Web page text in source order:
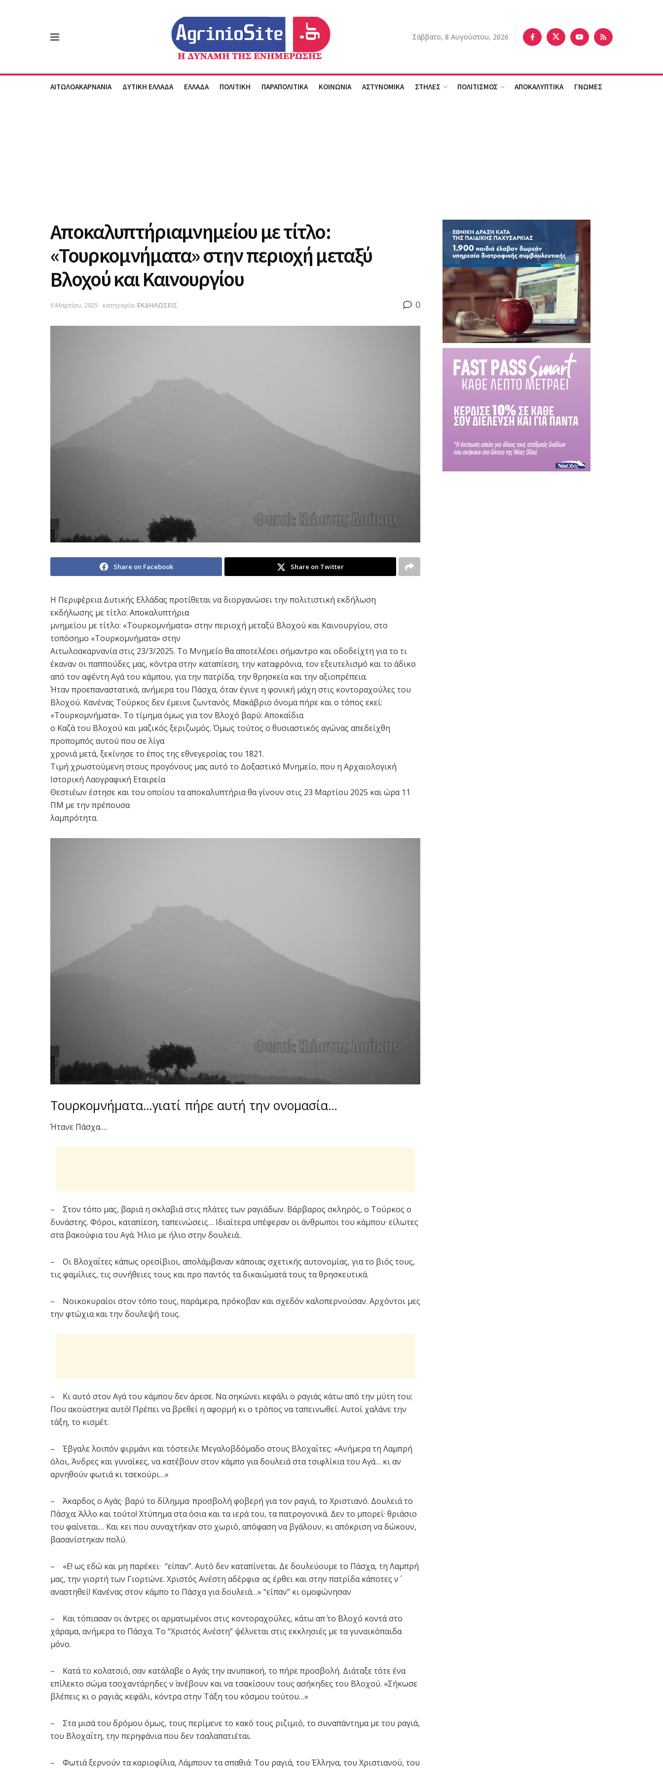
Σάββατο, 8 Αυγούστου, 2026
ΑΙΤΩΛΟΑΚΑΡΝΑΝΙΑ ΔΥΤΙΚΗ ΕΛΛΑΔΑ ΕΛΛΑΔΑ ΠΟΛΙΤΙΚΗ ΠΑΡΑΠΟΛΙΤΙΚΑ ΚΟΙΝΩΝΙΑ ΑΣΤΥΝΟΜΙΚΑ ΣΤΗΛΕΣ ΠΟΛΙΤΙΣΜΟΣ ΑΠΟΚΑΛΥΠΤΙΚΑ ΓΝΩΜΕΣ
Αποκαλυπτήριαμνημείου με τίτλο:
«Τουρκομνήματα» στην περιοχή μεταξύ
Βλοχού και Καινουργίου
6 Μαρτίου, 2025 κατηγορία: ΕΚΔΗΛΩΣΕΙΣ 0
Share on Facebook Share on Twitter
Η Περιφέρεια Δυτικής Ελλάδας προτίθεται να διοργανώσει την πολιτιστική εκδήλωση
εκδήλωσης με τίτλο: Αποκαλυπτήρια
μνημείου με τίτλο: «Τουρκομνήματα» στην περιοχή μεταξύ Βλοχού και Καινουργίου, στο
τοπόσημο «Τουρκομνήματα» στην
Αιτωλοακαρνανία στις 23/3/2025. Το Μνημείο θα αποτελέσει σήμαντρο και οδοδείχτη για το τι
έκαναν οι παππούδες μας, κόντρα στην καταπίεση, την καταφρόνια, τον εξευτελισμό και το άδικο
από τον αφέντη Αγά του κάμπου, για την πατρίδα, την θρησκεία και την αξιοπρέπεια.
Ήταν προεπαναστατικά, ανήμερα του Πάσχα, όταν έγινε η φονική μάχη στις κοντοραχούλες του
Βλοχού. Κανένας Τούρκος δεν έμεινε ζωντανός. Μακάβριο όνομα πήρε και ο τόπος εκεί:
«Τουρκομνήματα». Το τίμημα όμως για τον Βλοχό βαρύ: Αποκαΐδια
ο Καζά του Βλοχού και μαζικός ξεριζωμός. Όμως τούτος ο θυσιαστικός αγώνας απεδείχθη
προπομπός αυτού που σε λίγα
χρονιά μετά, ξεκίνησε το έπος της εθνεγερσίας του 1821.
Τιμή χρωστούμενη στους προγόνους μας αυτό το Δοξαστικό Μνημείο, που η Αρχαιολογική
Ιστορική Λαογραφική Εταιρεία
Θεστιέων έστησε και του οποίου τα αποκαλυπτήρια θα γίνουν στις 23 Μαρτίου 2025 και ώρα 11
ΠΜ με την πρέπουσα
λαμπρότητα.
Τουρκομνήματα…γιατί πήρε αυτή την ονομασία…
Ήτανε Πάσχα….
– Στον τόπο μας, βαριά η σκλαβιά στις πλάτες των ραγιάδων. Βάρβαρος σκληρός, ο Τούρκος ο
δυνάστης. Φόροι, καταπίεση, ταπεινώσεις… Ιδιαίτερα υπέφεραν οι άνθρωποι του κάμπου· είλωτες
στα βακούφια του Αγά. Ήλιο με ήλιο στην δουλειά..
– Οι Βλοχαΐτες κάπως ορεσίβιοι, απολάμβαναν κάποιας σχετικής αυτονομίας, για το βιός τους,
τις φαμίλιες, τις συνήθειες τους και προ παντός τα δικαιώματά τους τα θρησκευτικά.
– Νοικοκυραίοι στον τόπο τους, παράμερα, πρόκοβαν και σχεδόν καλοπερνούσαν. Αρχόντοι μες
την φτώχια και την δουλεψή τους.
– Κι αυτό στον Αγά του κάμπου δεν άρεσε. Να σηκώνει κεφάλι ο ραγιάς κάτω από την μύτη του;
Που ακούστηκε αυτό! Πρέπει να βρεθεί η αφορμή κι ο τρόπος να ταπεινωθεί. Αυτοί χαλάνε την
τάξη, το κισμέτ.
– Έβγαλε λοιπόν φιρμάνι και τόστειλε Μεγαλοβδόμαδο στους Βλοχαΐτες: «Ανήμερα τη Λαμπρή
όλοι, Άνδρες και γυναίκες, να κατέβουν στον κάμπο για δουλειά στα τσιφλίκια του Αγά… κι αν
αρνηθούν φωτιά κι τσεκούρι…»
– Άκαρδος ο Αγάς· βαρύ το δίλημμα· προσβολή φοβερή για τον ραγιά, το Χριστιανό. Δουλειά το
Πάσχα; Άλλο και τούτο! Χτύπημα στα όσια και τα ιερά του, τα πατρογονικά. Δεν το μπορεί· θριάσιο
του φαίνεται… Και κει που συναχτήκαν στο χωριό, απόφαση να βγάλουν, κι απόκριση να δώκουν,
βασανίστηκαν πολύ.
– «Ε! ως εδώ και μη παρέκει· “είπαν”. Αυτό δεν καταπίνεται. Δε δουλεύουμε το Πάσχα, τη Λαμπρή
μας, την γιορτή των Γιορτώνε. Χριστός Ανέστη αδέρφια· ας έρθει και στην πατρίδα κάποτες ν΄
αναστηθεί! Κανένας στον κάμπο το Πάσχα για δουλειά…» “είπαν” κι ομοφώνησαν
– Και τόπιασαν οι άντρες οι αρματωμένοι στις κοντοραχούλες, κάτω απ΄ το Βλοχό κοντά στο
χάραμα, ανήμερα το Πάσχα. Το “Χριστός Ανέστη” ψέλνεται στις εκκλησιές με τα γυναικόπαιδα
μόνο.
– Κατά το κολατσιό, σαν κατάλαβε ο Αγάς την ανυπακοή, το πήρε προσβολή. Διάταξε τότε ένα
επίλεκτο σώμα τσοχαντάρηδες ν΄ ανέβουν και να τσακίσουν τους ασήκηδες του Βλοχού. «Σήκωσε
βλέπεις κι ο ραγιάς κεφάλι, κόντρα στην Τάξη του κόσμου τούτου…»
– Στα μισά του δρόμου όμως, τους περίμενε το κακό τους ριζιμιό, το συναπάντημα με του ραγιά,
του Βλοχαΐτη, την περηφάνια που δεν τσαλαπατιέται.
– Φωτιά ξερνούν τα καριοφίλια, Λάμπουν τα σπαθιά· Του ραγιά, του Έλληνα, του Χριστιανού, του